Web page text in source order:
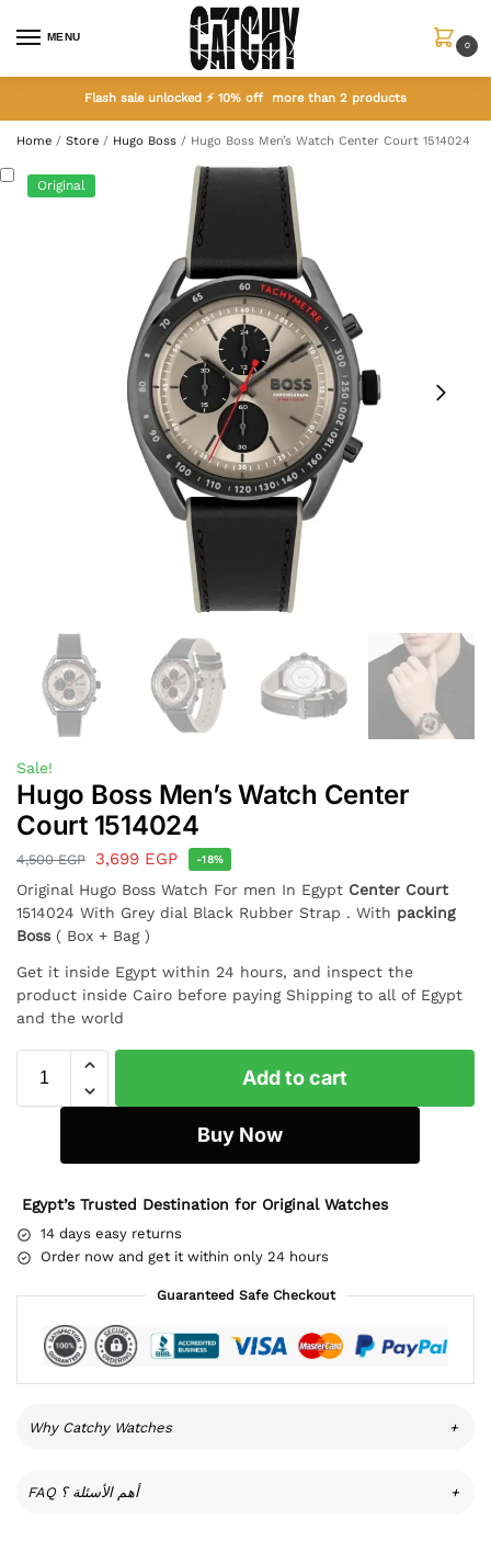
MENU
0
Flash sale unlocked ⚡ 10% off more than 2 products
Home / Store / Hugo Boss / Hugo Boss Men’s Watch Center Court 1514024
Original
Sale!
Hugo Boss Men’s Watch Center
Court 1514024
4,500EGP 3,699 EGP -18%
Original Hugo Boss Watch For men In Egypt Center Court
1514024 With Grey dial Black Rubber Strap . With packing
Boss( Box + Bag )
Get it inside Egypt within 24 hours, and inspect the
product inside Cairo before paying Shipping to all of Egypt
and the world
Add to cart
Buy Now
Egypt’s Trusted Destination for Original Watches
14 days easy returns
Order now and get it within only 24 hours
Guaranteed Safe Checkout
Why Catchy Watches +
FAQ أهم الأسئلة ؟ +